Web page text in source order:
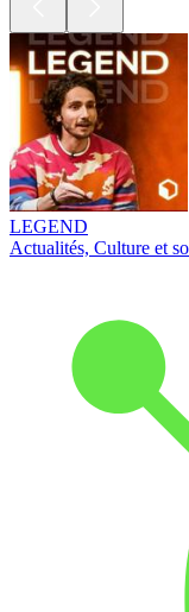
LEGEND
Actualités, Culture et